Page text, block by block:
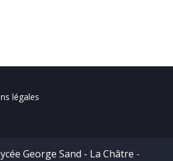
légales
George Sand - La Châtre -